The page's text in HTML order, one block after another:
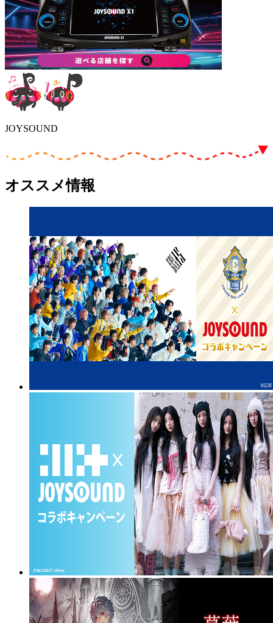
JOYSOUND
オススメ情報